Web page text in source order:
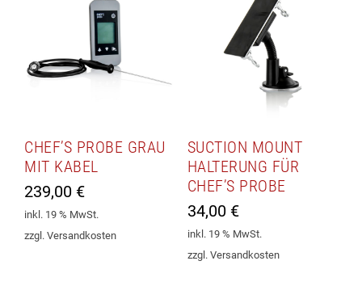
CHEF’S PROBE GRAU
MIT KABEL
239,00 €
inkl. 19 % MwSt.
zzgl. Versandkosten
SUCTION MOUNT
HALTERUNG FÜR
CHEF’S PROBE
34,00 €
inkl. 19 % MwSt.
zzgl. Versandkosten